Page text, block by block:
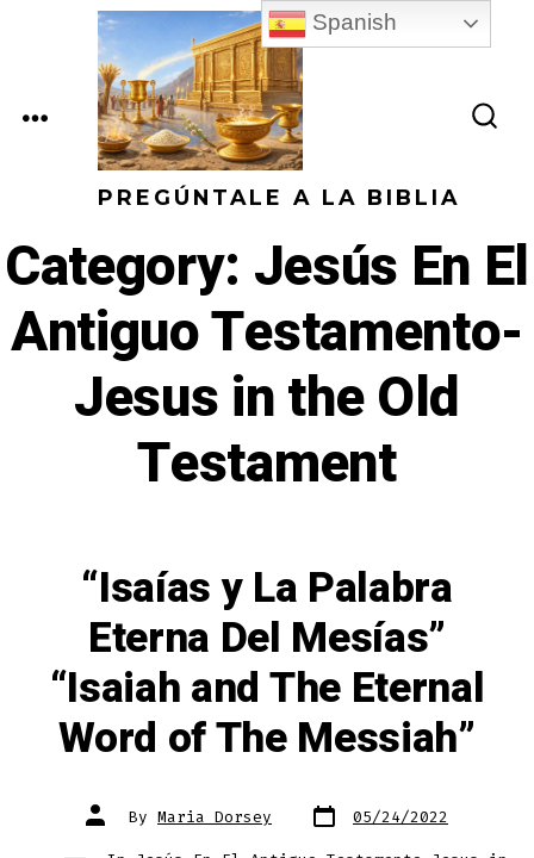
PREGÚNTALE A LA BIBLIA
MENU
Category: Jesús En El
Antiguo Testamento-
Jesus in the Old
Testament
“Isaías y La Palabra
Eterna Del Mesías”
“Isaiah and The Eternal
Word of The Messiah”
Post
author
By Maria Dorsey Post
date
05/24/2022
Spanish